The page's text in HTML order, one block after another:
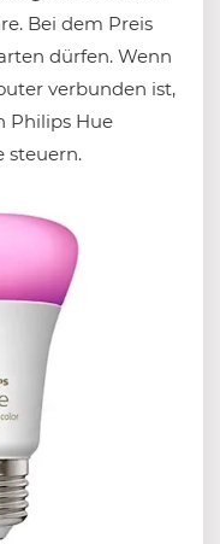
Bei dem Preis
dürfen. Wenn
verbunden ist,
Philips Hue
steuern.